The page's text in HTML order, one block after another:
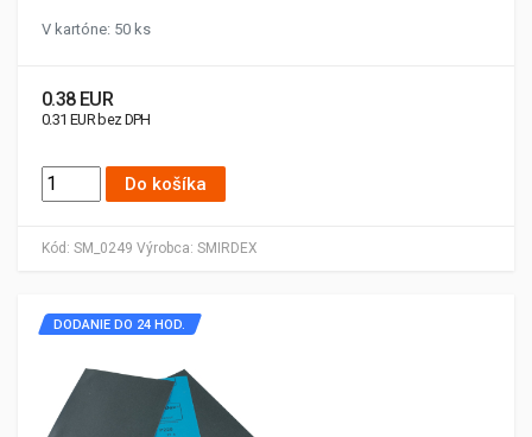
Kód: SM_0249 Výrobca: SMIRDEX
V kartóne: 50 ks
0.38 EUR
0.31 EUR bez DPH
Do košíka
DODANIE DO 24 HOD.